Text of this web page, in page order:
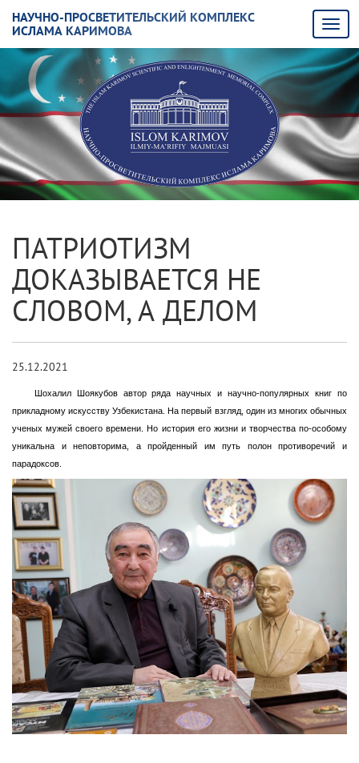
НАУЧНО-ПРОСВЕТИТЕЛЬСКИЙ КОМПЛЕКС
ИСЛАМА КАРИМОВА
ПАТРИОТИЗМ
ДОКАЗЫВАЕТСЯ НЕ
СЛОВОМ, А ДЕЛОМ
25.12.2021
Шохалил Шоякубов автор ряда научных и научно-популярных книг по
прикладному искусству Узбекистана. На первый взгляд, один из многих обычных
ученых мужей своего времени. Но история его жизни и творчества по-особому
уникальна и неповторима, а пройденный им путь полон противоречий и
парадоксов.